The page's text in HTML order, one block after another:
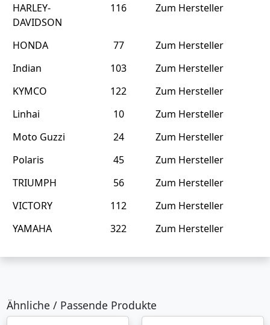
HARLEY-
DAVIDSON
116 Zum Hersteller
HONDA 77
Zum Hersteller
Indian
103
Zum Hersteller
KYMCO
122
Zum Hersteller
Linhai
10
Zum Hersteller
Moto Guzzi
24
Zum Hersteller
Polaris
45
Zum Hersteller
TRIUMPH
56
Zum Hersteller
VICTORY
112
Zum Hersteller
YAMAHA
322 Zum Hersteller
Ähnliche / Passende Produkte